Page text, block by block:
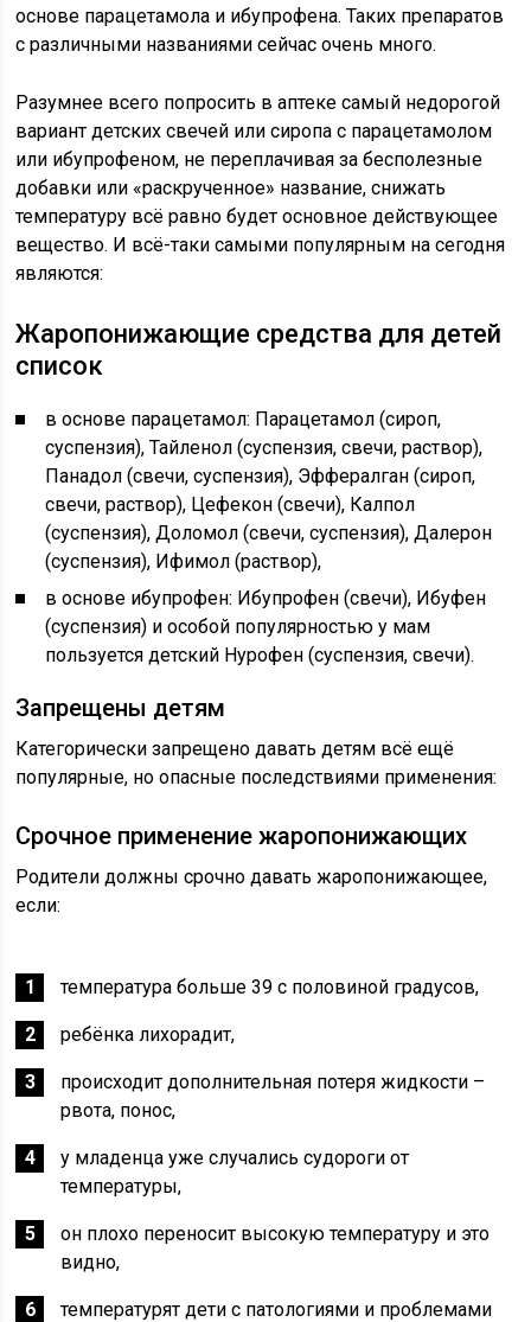
основе парацетамола и ибупрофена. Таких препаратов
с различными названиями сейчас очень много.
Разумнее всего попросить в аптеке самый недорогой
вариант детских свечей или сиропа с парацетамолом
или ибупрофеном, не переплачивая за бесполезные
добавки или «раскрученное» название, снижать
температуру всё равно будет основное действующее
вещество. И всё-таки самыми популярным на сегодня
являются:
Жаропонижающие средства для детей
список
в основе парацетамол: Парацетамол (сироп,
суспензия), Тайленол (суспензия, свечи, раствор),
Панадол (свечи, суспензия), Эффералган (сироп,
свечи, раствор), Цефекон (свечи), Калпол
(суспензия), Доломол (свечи, суспензия), Далерон
(суспензия), Ифимол (раствор),
в основе ибупрофен: Ибупрофен (свечи), Ибуфен
(суспензия) и особой популярностью у мам
пользуется детский Нурофен (суспензия, свечи).
Запрещены детям
Категорически запрещено давать детям всё ещё
популярные, но опасные последствиями применения:
Срочное применение жаропонижающих
Родители должны срочно давать жаропонижающее,
если:
температура больше 39 с половиной градусов,
ребёнка лихорадит,
происходит дополнительная потеря жидкости –
рвота, понос,
у младенца уже случались судороги от
температуры,
он плохо переносит высокую температуру и это
видно,
температурят дети с патологиями и проблемами